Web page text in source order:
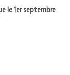
le 1er septembre